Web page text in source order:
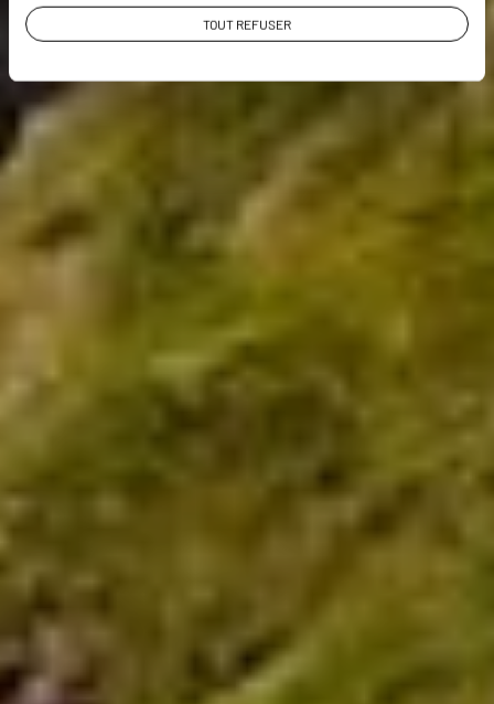
TOUT REFUSER